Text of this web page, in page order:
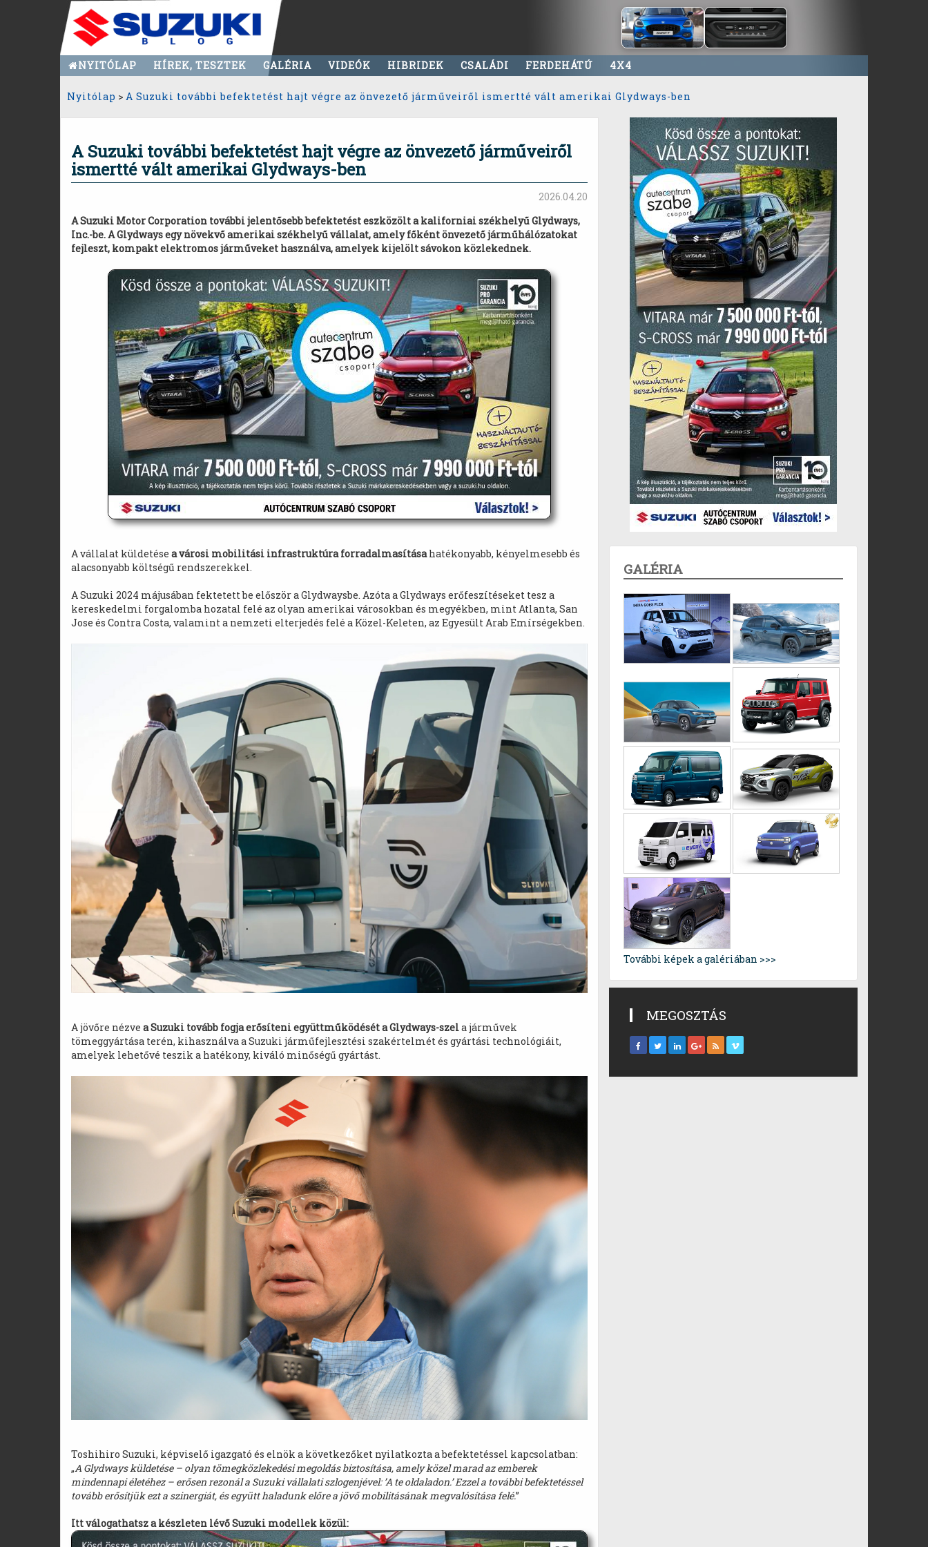
NYITÓLAP HÍREK, TESZTEK GALÉRIA VIDEÓK HIBRIDEK CSALÁDI FERDEHÁTÚ 4X4
Nyitólap > A Suzuki további befektetést hajt végre az önvezető járműveiről ismertté vált amerikai Glydways-ben
A Suzuki további befektetést hajt végre az önvezető járműveiről
ismertté vált amerikai Glydways-ben
2026.04.20
A Suzuki Motor Corporation további jelentősebb befektetést eszközölt a kaliforniai székhelyű Glydways,
Inc.-be. A Glydways egy növekvő amerikai székhelyű vállalat, amely főként önvezető járműhálózatokat
fejleszt, kompakt elektromos járműveket használva, amelyek kijelölt sávokon közlekednek.
A vállalat küldetése a városi mobilitási infrastruktúra forradalmasításahatékonyabb, kényelmesebb és
alacsonyabb költségű rendszerekkel.
A Suzuki 2024 májusában fektetett be először a Glydwaysbe. Azóta a Glydways erőfeszítéseket tesz a
kereskedelmi forgalomba hozatal felé az olyan amerikai városokban és megyékben, mint Atlanta, San
Jose és Contra Costa, valamint a nemzeti elterjedés felé a Közel-Keleten, az Egyesült Arab Emírségekben.
A jövőre nézve a Suzuki tovább fogja erősíteni együttműködését a Glydways-szela járművek
tömeggyártása terén, kihasználva a Suzuki járműfejlesztési szakértelmét és gyártási technológiáit,
amelyek lehetővé teszik a hatékony, kiváló minőségű gyártást.
Toshihiro Suzuki, képviselő igazgató és elnök a következőket nyilatkozta a befektetéssel kapcsolatban:
„A Glydways küldetése – olyan tömegközlekedési megoldás biztosítása, amely közel marad az emberek
mindennapi életéhez – erősen rezonál a Suzuki vállalati szlogenjével: ’A te oldaladon.’ Ezzel a további befektetéssel
tovább erősítjük ezt a szinergiát, és együtt haladunk előre a jövő mobilitásának megvalósítása felé.”
Itt válogathatsz a készleten lévő Suzuki modellek közül:
GALÉRIA
További képek a galériában >>>
MEGOSZTÁS